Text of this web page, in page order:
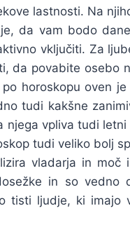
lastnosti. Na
da vam bodo
vključiti. Za
da povabite osebo
horoskopu oven
tudi kakšne
njega vpliva tudi
tudi veliko bolj
vladarja in
in so
tisti ljudje, ki imajo